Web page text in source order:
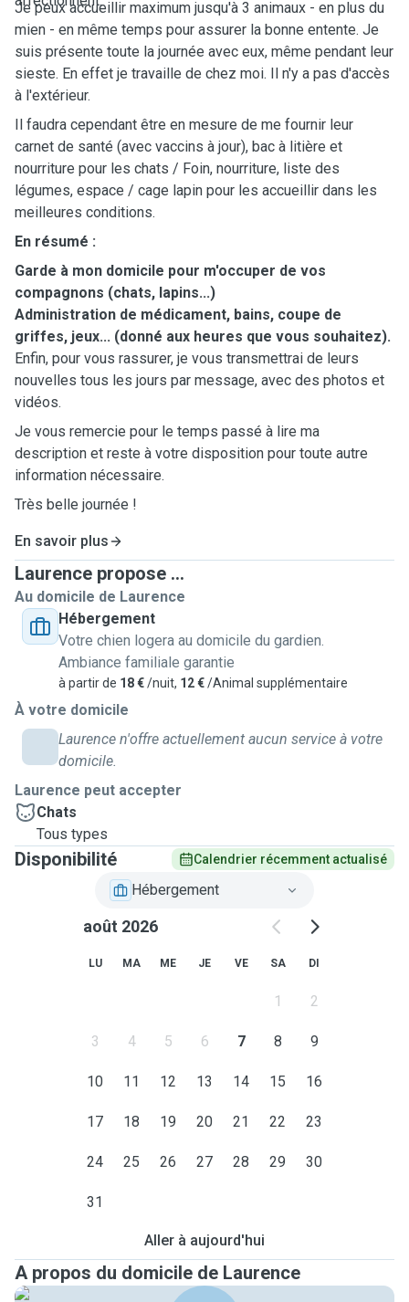
Je peux accueillir maximum jusqu'à 3 animaux - en plus du
mien - en même temps pour assurer la bonne entente. Je
suis présente toute la journée avec eux, même pendant leur
sieste. En effet je travaille de chez moi. Il n'y a pas d'accès
à l'extérieur.
Il faudra cependant être en mesure de me fournir leur
carnet de santé (avec vaccins à jour), bac à litière et
nourriture pour les chats / Foin, nourriture, liste des
légumes, espace / cage lapin pour les accueillir dans les
meilleures conditions.
En résumé :
Garde à mon domicile pour m'occuper de vos
compagnons (chats, lapins...)
Administration de médicament, bains, coupe de
griffes, jeux... (donné aux heures que vous souhaitez).
Enfin, pour vous rassurer, je vous transmettrai de leurs
nouvelles tous les jours par message, avec des photos et
vidéos.
Je vous remercie pour le temps passé à lire ma
description et reste à votre disposition pour toute autre
information nécessaire.
Très belle journée !
En savoir plus
Laurence propose ...
Au domicile de Laurence
Hébergement
Votre chien logera au domicile du gardien.
Ambiance familiale garantie
à partir de 18 €/nuit, 12 €/Animal supplémentaire
À votre domicile
Laurence n'offre actuellement aucun service à votre
domicile.
Laurence peut accepter
Chats
Tous types
Disponibilité Calendrier récemment actualisé
Hébergement
août 2026
LU MA ME JE VE SA DI
1 2
3 4 5 6 7 8 9
10 11 12 13 14 15 16
17 18 19 20 21 22 23
24 25 26 27 28 29 30
31
Aller à aujourd'hui
A propos du domicile de Laurence